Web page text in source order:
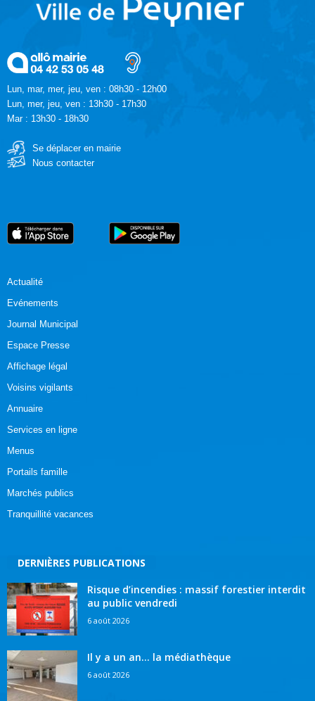
Lun, mar, mer, jeu, ven : 08h30 - 12h00
Lun, mer, jeu, ven : 13h30 - 17h30
Mar : 13h30 - 18h30
Se déplacer en mairie
Nous contacter
Actualité
Evénements
Journal Municipal
Espace Presse
Affichage légal
Voisins vigilants
Annuaire
Services en ligne
Menus
Portails famille
Marchés publics
Tranquillité vacances
DERNIÈRES PUBLICATIONS
Risque d’incendies : massif forestier interdit
au public vendredi
6 août 2026
Il y a un an… la médiathèque
6 août 2026